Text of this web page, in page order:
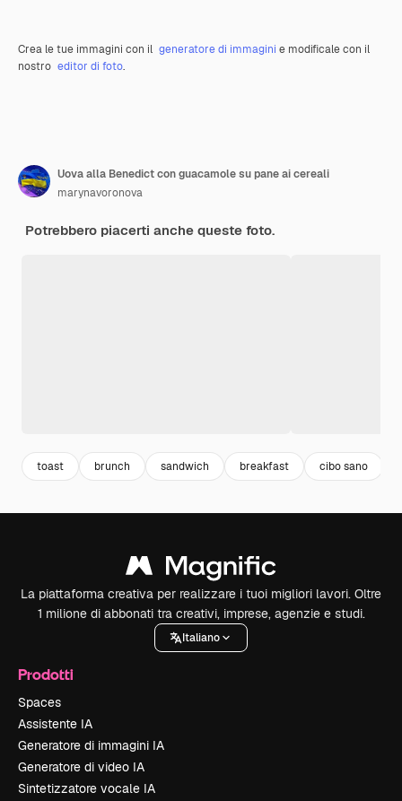
Crea le tue immagini con il generatore di immagini e modificale con il
nostro editor di foto.
Uova alla Benedict con guacamole su pane ai cereali
marynavoronova
Potrebbero piacerti anche queste foto.
toast brunch sandwich breakfast cibo sano
La piattaforma creativa per realizzare i tuoi migliori lavori. Oltre
1 milione di abbonati tra creativi, imprese, agenzie e studi.
Italiano
Prodotti
Spaces
Assistente IA
Generatore di immagini IA
Generatore di video IA
Sintetizzatore vocale IA